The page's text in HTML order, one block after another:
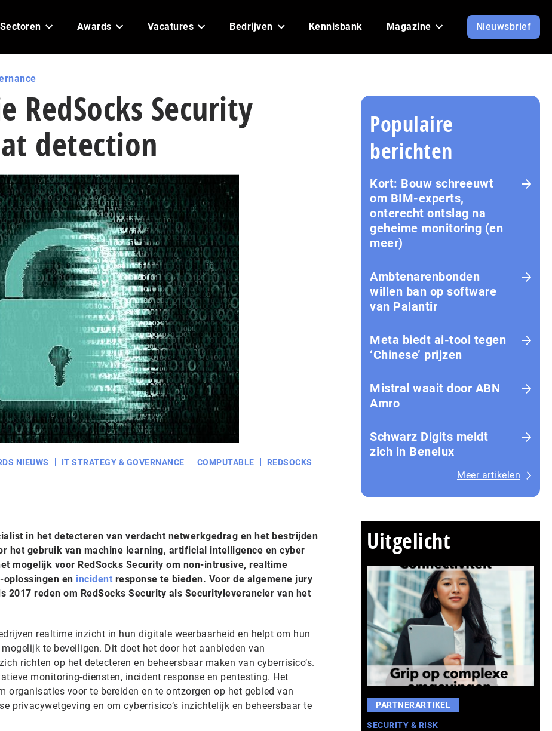
Sectoren Awards Vacatures Bedrijven Kennisbank Magazine Nieuwsbrief
RedSocks Security
detection
NIEUWS IT STRATEGY & GOVERNANCE COMPUTABLE REDSOCKS
in het detecteren van verdacht netwerkgedrag en het bestrijden
het gebruik van machine learning, artificial intelligence en cyber
mogelijk voor RedSocks Security om non-intrusive, realtime
en incident response te bieden. Voor de algemene jury
2017 reden om RedSocks Security als Securityleverancier van het
realtime inzicht in hun digitale weerbaarheid en helpt om hun
te beveiligen. Dit doet het door het aanbieden van
richten op het detecteren en beheersbaar maken van cyberrisico’s.
monitoring-diensten, incident response en pentesting. Het
organisaties voor te bereiden en te ontzorgen op het gebied van
privacywetgeving en om cyberrisico’s inzichtelijk en beheersbaar te
Populaire
berichten
Kort: Bouw schreeuwt
om BIM-experts,
onterecht ontslag na
geheime monitoring (en
meer)
Ambtenarenbonden
willen ban op software
van Palantir
Meta biedt ai-tool tegen
‘Chinese’ prijzen
Mistral waait door ABN
Amro
Schwarz Digits meldt
zich in Benelux
Meer artikelen
Uitgelicht
PARTNERARTIKEL
SECURITY & RISK